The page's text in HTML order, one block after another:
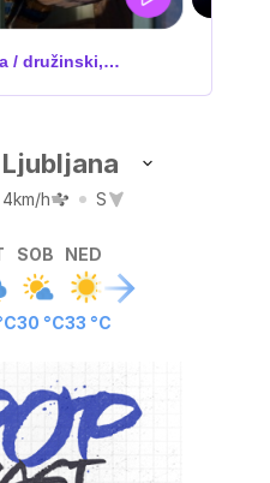
sreda ob 20.30
Ljubljana
4km/h S
SOB
30 °C
NED
33 °C